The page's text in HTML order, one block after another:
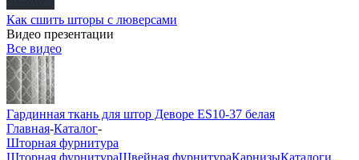
Как сшить шторы с люверсами
Видео презентации
Все видео
Гардинная ткань для штор Деворе ES10-37 белая
Главная-Каталог-
Шторная фурнитура
Шторная фурнитураШвейная фурнитураКарнизыКаталоги,